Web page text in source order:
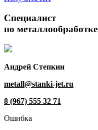
Специалист
по металлообработке
Андрей Степкин
metall@stanki-jet.ru
8 (967) 555 32 71
Ошибка